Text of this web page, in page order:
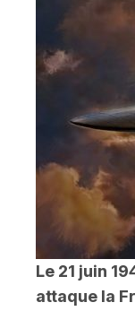
Le 21 juin
attaque la